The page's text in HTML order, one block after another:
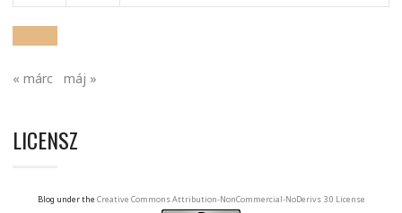
« márc máj »
LICENSZ
Blog under the Creative Commons Attribution-NonCommercial-NoDerivs 3.0 License